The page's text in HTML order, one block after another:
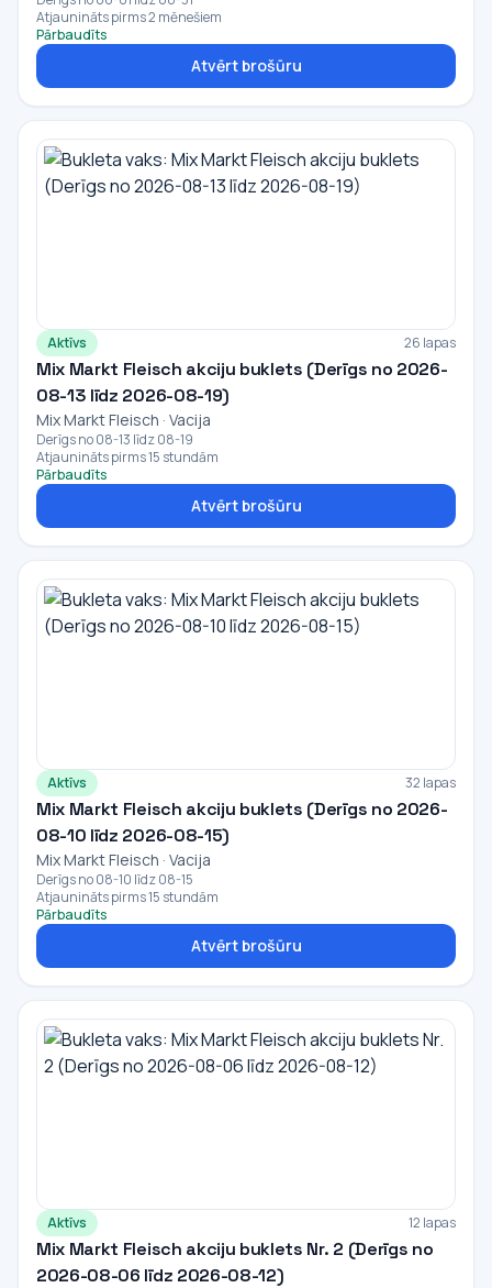
Atjaunināts pirms 2 mēnešiem
Pārbaudīts
Atvērt brošūru
Aktīvs 26 lapas
Mix Markt Fleisch akciju buklets (Derīgs no 2026-
08-13 līdz 2026-08-19)
Mix Markt Fleisch · Vacija
Derīgs no 08-13 līdz 08-19
Atjaunināts pirms 15 stundām
Pārbaudīts
Atvērt brošūru
Aktīvs 32 lapas
Mix Markt Fleisch akciju buklets (Derīgs no 2026-
08-10 līdz 2026-08-15)
Mix Markt Fleisch · Vacija
Derīgs no 08-10 līdz 08-15
Atjaunināts pirms 15 stundām
Pārbaudīts
Atvērt brošūru
Aktīvs 12 lapas
Mix Markt Fleisch akciju buklets Nr. 2 (Derīgs no
2026-08-06 līdz 2026-08-12)